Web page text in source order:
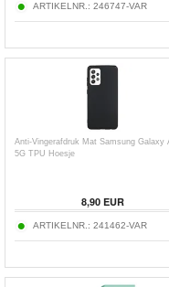
ARTIKELNR.: 246747-VAR
Anti-Vingerafdruk Mat Samsung Galaxy
5G TPU Hoesje
8,90EUR
ARTIKELNR.: 241462-VAR